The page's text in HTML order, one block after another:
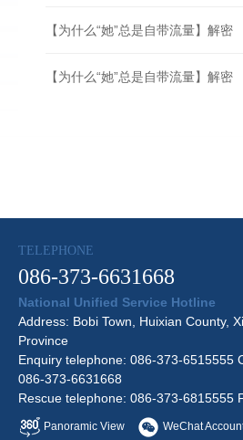
【为什么“她”总是自带流量】解密
【为什么“她”总是自带流量】解密
TELEPHONE
086-373-6631668
National Unified Service Hotline
Address: Bobi Town, Huixian County,
Province
Enquiry telephone: 086-373-6515555
086-373-6631668
Rescue telephone: 086-373-6815555
Panoramic View WeChat